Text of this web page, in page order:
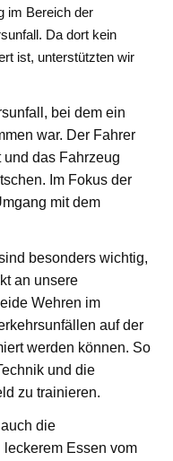
im Bereich der
Da dort kein
ist, unterstützten wir
bei dem ein
war. Der Fahrer
das Fahrzeug
Im Fokus der
mit dem
besonders wichtig,
an unsere
Wehren im
auf der
werden können. So
und die
zu trainieren.
die
leckerem Essen vom